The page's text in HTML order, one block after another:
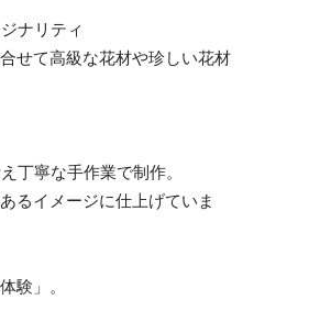
ナリティ
せて高級な花材や珍しい花材
丁寧な手作業で制作。
るイメージに仕上げていま
験」。